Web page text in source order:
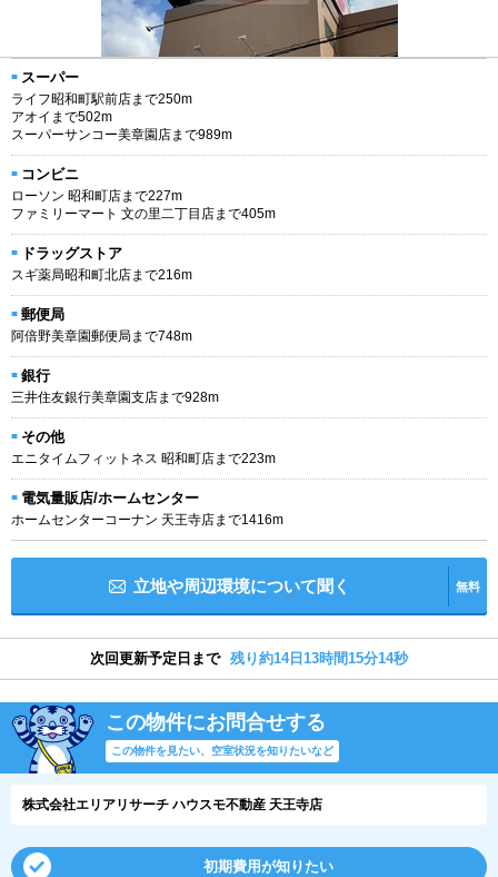
スーパー
ライフ昭和町駅前店まで250m
アオイまで502m
スーパーサンコー美章園店まで989m
コンビニ
ローソン 昭和町店まで227m
ファミリーマート 文の里二丁目店まで405m
ドラッグストア
スギ薬局昭和町北店まで216m
郵便局
阿倍野美章園郵便局まで748m
銀行
三井住友銀行美章園支店まで928m
その他
エニタイムフィットネス 昭和町店まで223m
電気量販店/ホームセンター
ホームセンターコーナン 天王寺店まで1416m
立地や周辺環境について聞く 無料
次回更新予定日まで 残り約14日13時間15分14秒
この物件にお問合せする
この物件を見たい、空室状況を知りたいなど
株式会社エリアリサーチ ハウスモ不動産 天王寺店
初期費用が知りたい